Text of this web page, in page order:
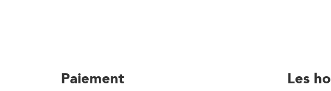
Paiement Les